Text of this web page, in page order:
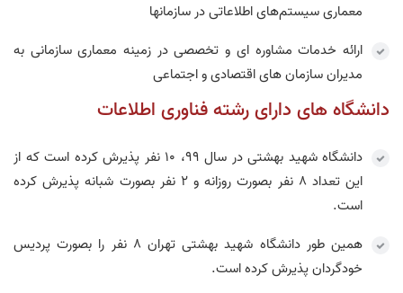
معماری سیستم‌های اطلاعاتی در سازمانها
ارائه خدمات مشاوره ای و تخصصی در زمینه معماری سازمانی به
مدیران سازمان های اقتصادی و اجتماعی
دانشگاه های دارای رشته فناوری اطلاعات
دانشگاه شهید بهشتی در سال 99، 10 نفر پذیرش کرده است که از
این تعداد 8 نفر بصورت روزانه و 2 نفر بصورت شبانه پذیرش کرده
است.
همین طور دانشگاه شهید بهشتی تهران 8 نفر را بصورت پردیس
خودگردان پذیرش کرده است.